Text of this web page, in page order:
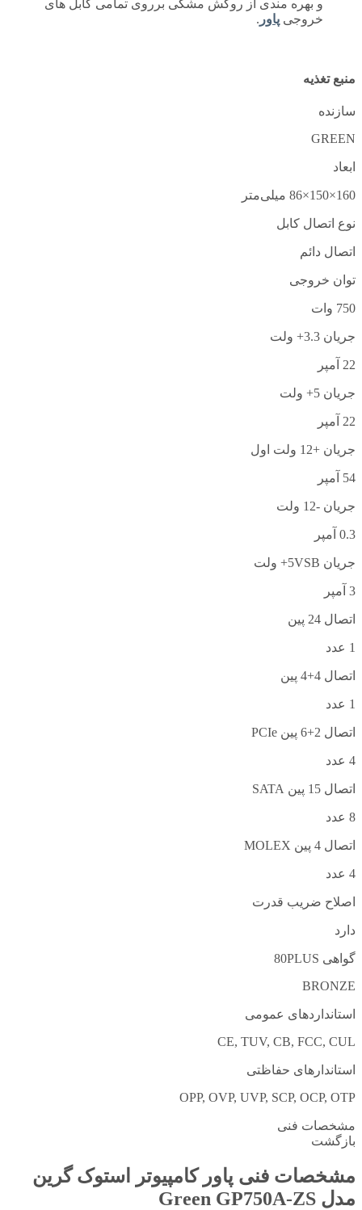
و بهره مندی از روکش مشکی برروی تمامی کابل های
خروجی پاور .
منبع تغذیه
سازنده
GREEN
ابعاد
160×150×86 میلی‌متر
نوع اتصال کابل
اتصال دائم
توان خروجی
750 وات
جریان 3.3+ ولت
22 آمپر
جریان 5+ ولت
22 آمپر
جریان +12 ولت اول
54 آمپر
جریان -12 ولت
0.3 آمپر
جریان 5VSB+ ولت
3 آمپر
اتصال 24 پین
1 عدد
اتصال 4+4 پین
1 عدد
اتصال 2+6 پین PCIe
4 عدد
اتصال 15 پین SATA
8 عدد
اتصال 4 پین MOLEX
4 عدد
اصلاح ضریب قدرت
دارد
گواهی 80PLUS
BRONZE
استانداردهای عمومی
CE, TUV, CB, FCC, CUL
استاندارهای حفاظتی
OPP, OVP, UVP, SCP, OCP, OTP
مشخصات فنی
بازگشت
مشخصات فنی پاور کامپیوتر استوک گرین
مدل Green GP750A-ZS